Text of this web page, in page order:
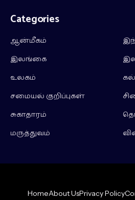
Categories
ஆன்மீகம்
இலங்கை
உலகம்
சமையல் குறிப்புகள்
சுகாதாரம்
மருத்துவம்
HomeAbout UsPrivacy Policy